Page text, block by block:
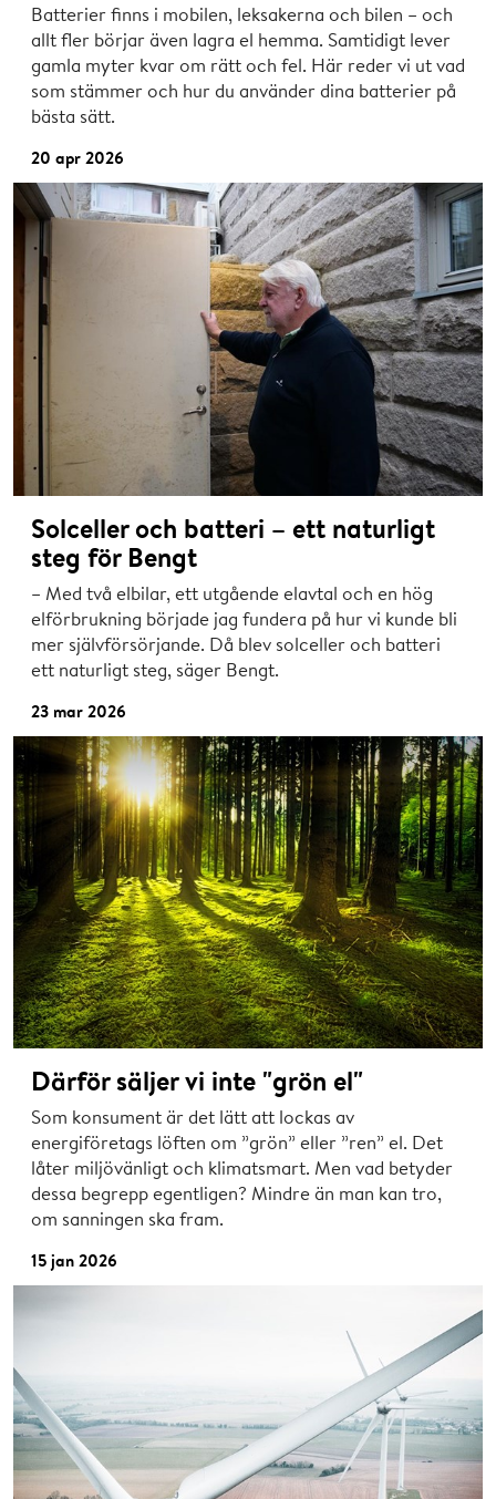
Batterier finns i mobilen, leksakerna och bilen – och
allt fler börjar även lagra el hemma. Samtidigt lever
gamla myter kvar om rätt och fel. Här reder vi ut vad
som stämmer och hur du använder dina batterier på
bästa sätt.
20 apr 2026
Solceller och batteri – ett naturligt
steg för Bengt
– Med två elbilar, ett utgående elavtal och en hög
elförbrukning började jag fundera på hur vi kunde bli
mer självförsörjande. Då blev solceller och batteri
ett naturligt steg, säger Bengt.
23 mar 2026
Därför säljer vi inte "grön el"
Som konsument är det lätt att lockas av
energiföretags löften om ”grön” eller ”ren” el. Det
låter miljövänligt och klimatsmart. Men vad betyder
dessa begrepp egentligen? Mindre än man kan tro,
om sanningen ska fram.
15 jan 2026